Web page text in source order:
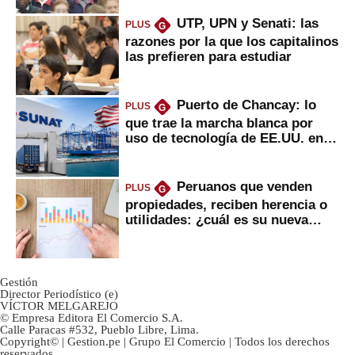
PLUS G
UTP, UPN y Senati: las
razones por la que los capitalinos
las prefieren para estudiar
PLUS G
Puerto de Chancay: lo
que trae la marcha blanca por
uso de tecnología de EE.UU. en
PLUS G
Peruanos que venden
propiedades, reciben herencia o
utilidades: ¿cuál es su nueva
Gestión
Director Periodístico (e)
VÍCTOR MELGAREJO
© Empresa Editora El Comercio S.A.
Calle Paracas #532, Pueblo Libre, Lima.
Copyright© | Gestion.pe | Grupo El Comercio | Todos los derechos